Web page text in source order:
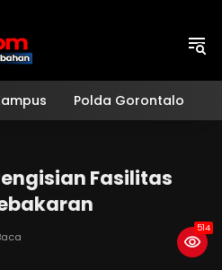
Polda Gorontalo
Fasilitas
514